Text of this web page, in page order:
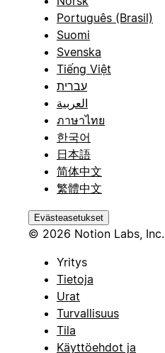
Português (Brasil)
Suomi
Svenska
Tiếng Việt
עברית
العربية
ภาษาไทย
한국어
日本語
简体中文
繁體中文
Evästeasetukset
© 2026 Notion Labs, Inc.
Yritys
Tietoja
Urat
Turvallisuus
Tila
Käyttöehdot ja